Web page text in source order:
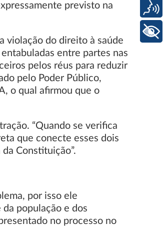
previsto na
violação do direito à saúde
entre partes nas
pelos réus para reduzir
pelo Poder Público,
o qual afirmou que o
“Quando se verifica
que conecte esses dois
Constituição”.
por isso ele
população e dos
no processo no